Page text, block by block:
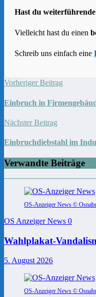
Hast du
Vielleicht hast du einen
Schreib uns einfach eine
Vorheriger Beitrag
Einbruch in
Nächster Beitrag
Einbruchdiebstahl im
Verwandte Beiträge
OS-Anzeiger News ©
OS Anzeiger News 0
Wahlplakat-
5. August 2026
OS-Anzeiger News ©